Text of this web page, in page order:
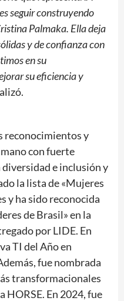
seguir construyendo
Palmaka. Ella deja
y de confianza con
en su
su eficiencia y
reconocimientos y
con fuerte
e inclusión y
la lista de «Mujeres
y ha sido reconocida
de Brasil» en la
por LIDE. En
TI del Año en
fue nombrada
transformacionales
HORSE. En 2024, fue